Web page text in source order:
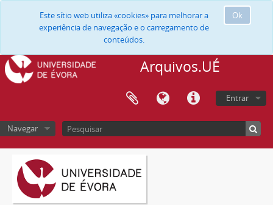
Ok
Este sítio web utiliza «cookies» para melhorar a
experiência de navegação e o carregamento de
conteúdos.
Arquivos.UÉ
Entrar
Navegar